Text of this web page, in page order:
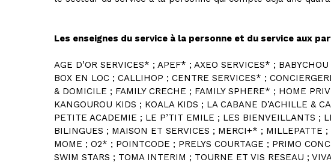
Les enseignes du service à la personne et du service aux
AGE D’OR SERVICES* ; APEF* ; AXEO SERVICES* ;
BOX EN LOC ; CALLIHOP ; CENTRE SERVICES* ;
& DOMICILE ; FAMILY CRECHE ; FAMILY SPHERE* ; HOME
KANGOUROU KIDS ; KOALA KIDS ; LA CABANE D’ACHILLE &
PETITE ACADEMIE ; LE P’TIT EMILE ; LES BIENVEILLANTS ;
BILINGUES ; MAISON ET SERVICES ; MERCI+* ; MILLEPATTE
MOME ; O2* ; POINTCODE ; PRELYS COURTAGE ; PRIMO
SWIM STARS ; TOMA INTERIM ; TOURNE ET VIS RESEAU ;